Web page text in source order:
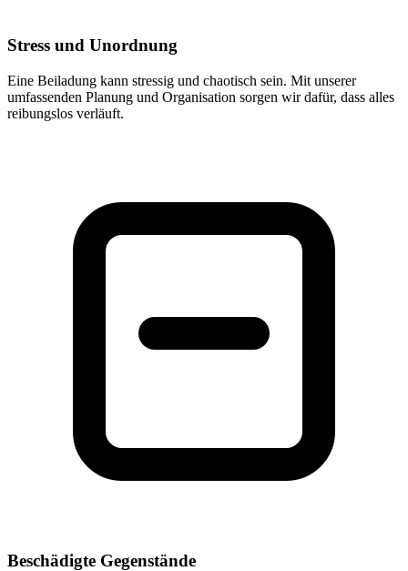
Stress und Unordnung
Eine Beiladung kann stressig und chaotisch sein. Mit unserer
umfassenden Planung und Organisation sorgen wir dafür, dass alles
reibungslos verläuft.
Beschädigte Gegenstände